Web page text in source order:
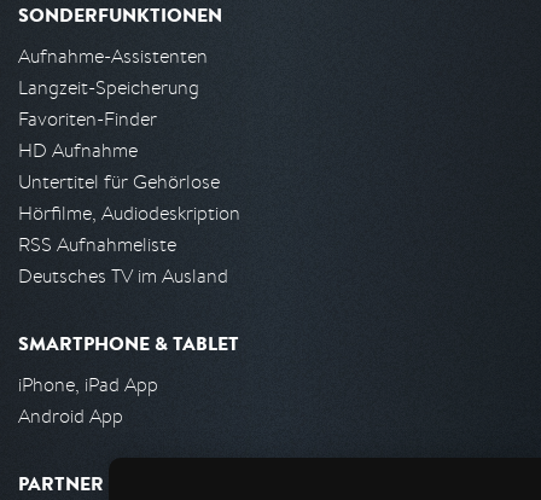
SONDERFUNKTIONEN
Aufnahme-Assistenten
Langzeit-Speicherung
Favoriten-Finder
HD Aufnahme
Untertitel für Gehörlose
Hörfilme, Audiodeskription
RSS Aufnahmeliste
Deutsches TV im Ausland
SMARTPHONE & TABLET
iPhone, iPad App
Android App
PARTNER